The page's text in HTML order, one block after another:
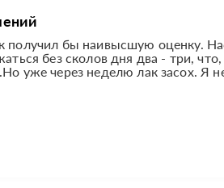
получил бы наивысшую оценку.
без сколов дня два - три,
уже через неделю лак засох. Я